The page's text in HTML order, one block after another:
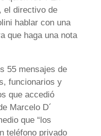
el directivo de
hablar con una
que haga una nota
55 mensajes de
funcionarios y
que accedió
Marcelo D´
que “los
teléfono privado